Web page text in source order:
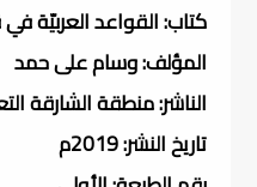
كتاب: القواعد العربيّة
المؤلف: وسام على حمد
الناشر: منطقة الشارقة
تاريخ النشر: 2019م